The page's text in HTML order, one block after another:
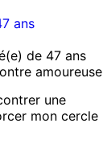
ans
de 47 ans
amoureuse
une
mon cercle